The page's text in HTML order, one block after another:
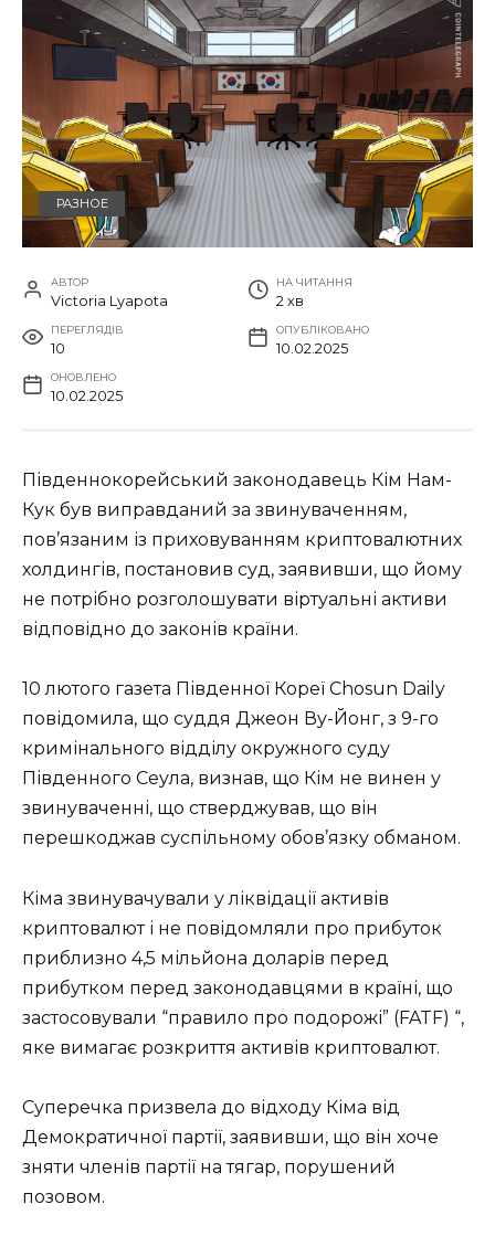
РАЗНОЕ
АВТОР
Victoria Lyapota
НА ЧИТАННЯ
2 хв
ПЕРЕГЛЯДІВ
10
ОПУБЛІКОВАНО
10.02.2025
ОНОВЛЕНО
10.02.2025
Південнокорейський законодавець Кім Нам-
Кук був виправданий за звинуваченням,
пов’язаним із приховуванням криптовалютних
холдингів, постановив суд, заявивши, що йому
не потрібно розголошувати віртуальні активи
відповідно до законів країни.
10 лютого газета Південної Кореї Chosun Daily
повідомила, що суддя Джеон Ву-Йонг, з 9-го
кримінального відділу окружного суду
Південного Сеула, визнав, що Кім не винен у
звинуваченні, що стверджував, що він
перешкоджав суспільному обов’язку обманом.
Кіма звинувачували у ліквідації активів
криптовалют і не повідомляли про прибуток
приблизно 4,5 мільйона доларів перед
прибутком перед законодавцями в країні, що
застосовували “правило про подорожі” (FATF) “,
яке вимагає розкриття активів криптовалют.
Суперечка призвела до відходу Кіма від
Демократичної партії, заявивши, що він хоче
зняти членів партії на тягар, порушений
позовом.